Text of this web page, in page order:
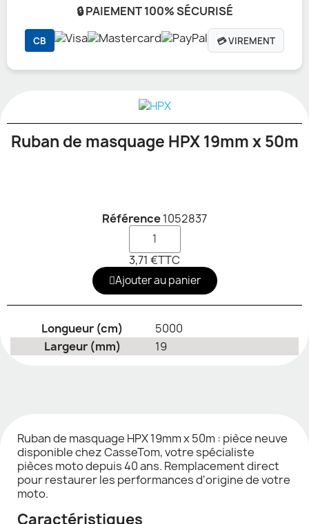
🔒 PAIEMENT 100% SÉCURISÉ
CB 💳 VIREMENT
Ruban de masquage HPX 19mm x 50m
Référence1052837
3,71 €TTC
Ajouter au panier
Longueur (cm)
5000
Largeur (mm)
19
Ruban de masquage HPX 19mm x 50m : pièce neuve
disponible chez CasseTom, votre spécialiste
pièces moto depuis 40 ans. Remplacement direct
pour restaurer les performances d'origine de votre
moto.
Caractéristiques